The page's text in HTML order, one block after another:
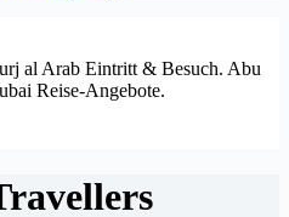
al Arab Eintritt & Besuch. Abu
Reise-Angebote.